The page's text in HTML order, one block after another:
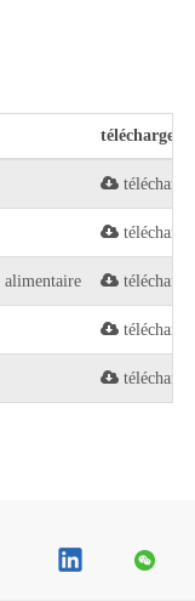
télécharger
alimentaire